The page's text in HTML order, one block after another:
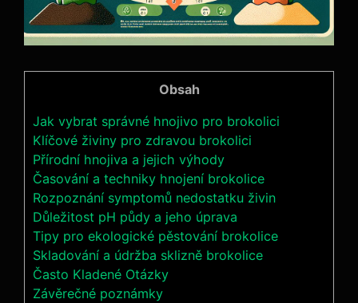
Obsah
Jak ‍vybrat⁤ správné ​hnojivo pro brokolici
Klíčové živiny⁣ pro zdravou brokolici
Přírodní hnojiva a jejich výhody
Časování a techniky hnojení brokolice
Rozpoznání symptomů nedostatku‌ živin
Důležitost pH půdy ⁤a jeho úprava
Tipy ⁢pro ⁤ekologické pěstování brokolice
Skladování a údržba‍ sklizně ⁣brokolice
Často Kladené Otázky
Závěrečné poznámky